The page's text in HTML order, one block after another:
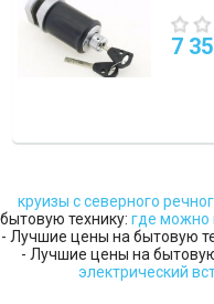
7
круизы с северного
бытовую технику: где можно
- Лучшие цены на бытовую
- Лучшие цены на
электрический